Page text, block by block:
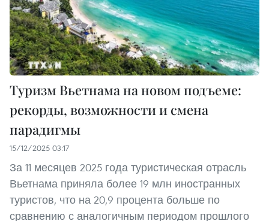
Туризм Вьетнама на новом подъеме:
рекорды, возможности и смена
парадигмы
15/12/2025 03:17
За 11 месяцев 2025 года туристическая отрасль
Вьетнама приняла более 19 млн иностранных
туристов, что на 20,9 процента больше по
сравнению с аналогичным периодом прошлого